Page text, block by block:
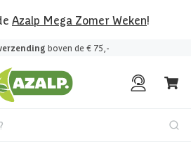
Azalp Mega Zomer Weken!
boven de € 75,-